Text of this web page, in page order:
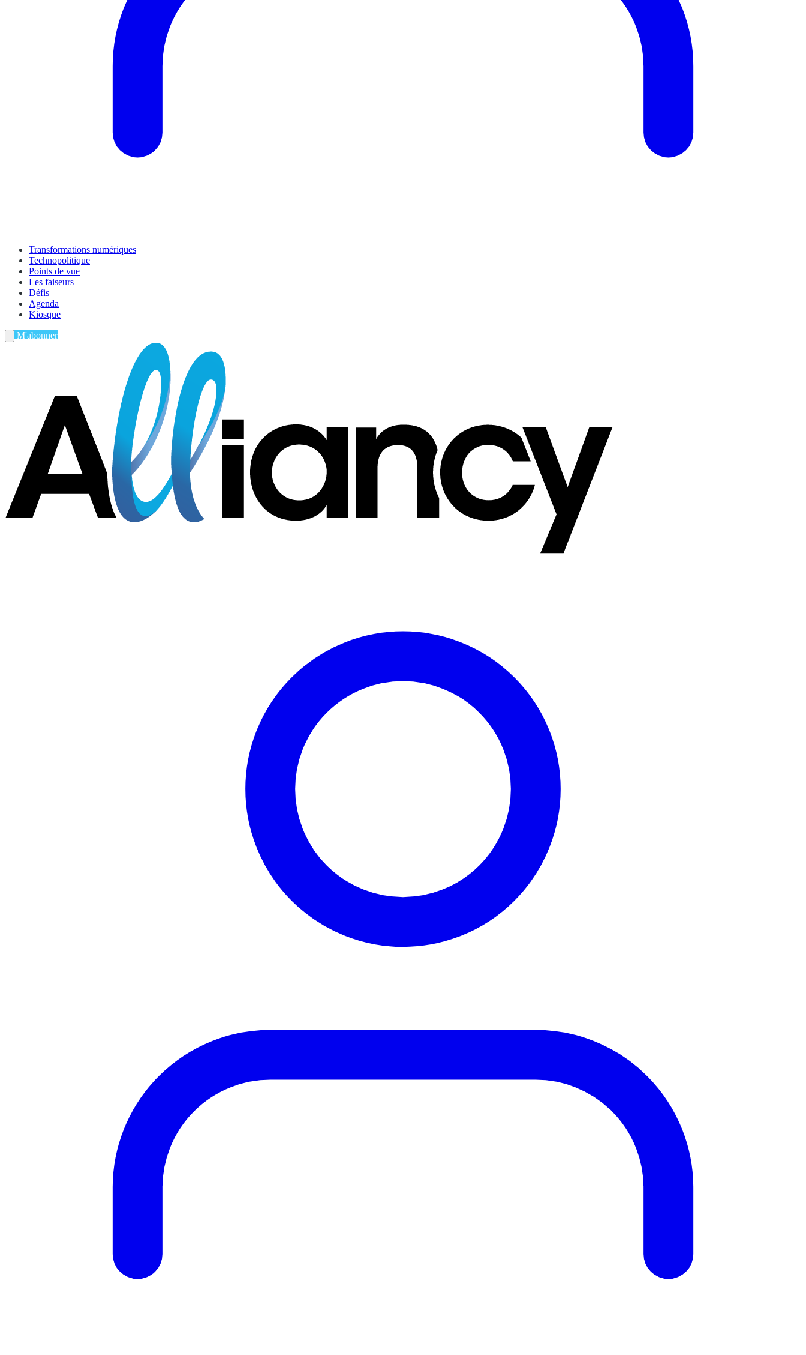
Transformations numériques
Technopolitique
Points de vue
Les faiseurs
Défis
Agenda
Kiosque
M'abonner